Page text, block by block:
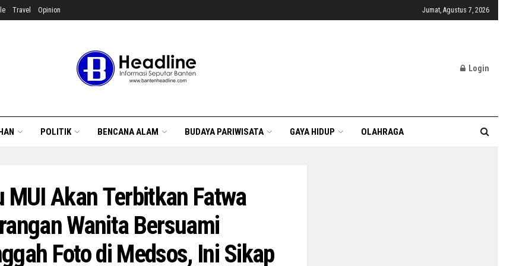
Travel Opinion Jumat, Agustus 7, 2026
Login
POLITIK BENCANA ALAM BUDAYA PARIWISATA GAYA HIDUP OLAHRAGA
MUI Akan Terbitkan Fatwa
Wanita Bersuami
Foto di Medsos, Ini Sikap